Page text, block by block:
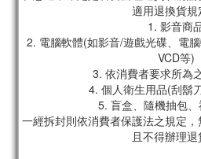
適用退換貨規
1. 影音商
2. 電腦軟體(如影音/遊戲光碟、電腦
VCD等)
3. 依消費者要求所為
4. 個人衛生用品(刮鬍
5. 盲盒、隨機抽包
一經拆封則依消費者保護法之規定
且不得辦理退